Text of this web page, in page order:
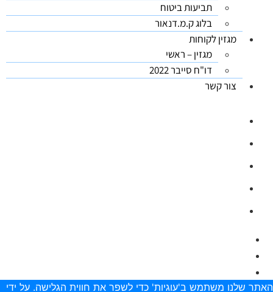
תביעות ביטוח
בלוג ק.מ.דנאור
מגזין לקוחות
מגזין – ראשי
דו"ח סייבר 2022
צור קשר
שלנו משתמש ב'עוגיות' כדי לשפר את חווית הגלישה. על ידי